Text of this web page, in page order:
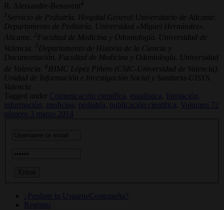
R. Aleixandre-Benavent 4
1 Servicio de Pediatría. Hospital General Universitario de Alicante.
Departamento de Pediatría. Universidad «Miguel Hernández».
Alicante.
2 Facultad de Medicina y Odontología. Universidad de
Valencia.
3 Departamento de Historia de la Ciencia y
Documentación. Facultad de Medicina y Odontología. Universidad
de Valencia.
4 IHMC López Piñero (CSIC-Universidad de Valencia).
Unidad de Información e Investigación Social y Sanitaria-UISYS.
Valencia
Tagged under
Comunicación científica, estadística,
formación,
información,
medicina, pediatría, publicación científica,
Volumen 72
número 3 marzo 2014
¿Perdiste tu Usuario/Contraseña?
Registro